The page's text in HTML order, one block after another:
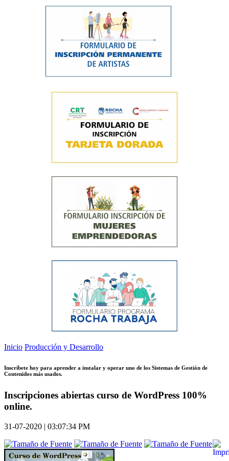
Inicio Producción y Desarrollo
Inscríbete hoy para aprender a instalar y operar uno de los Sistemas de Gestión de
Contenidos más usados.
Inscripciones abiertas curso de WordPress 100%
online.
31-07-2020 | 03:07:34 PM